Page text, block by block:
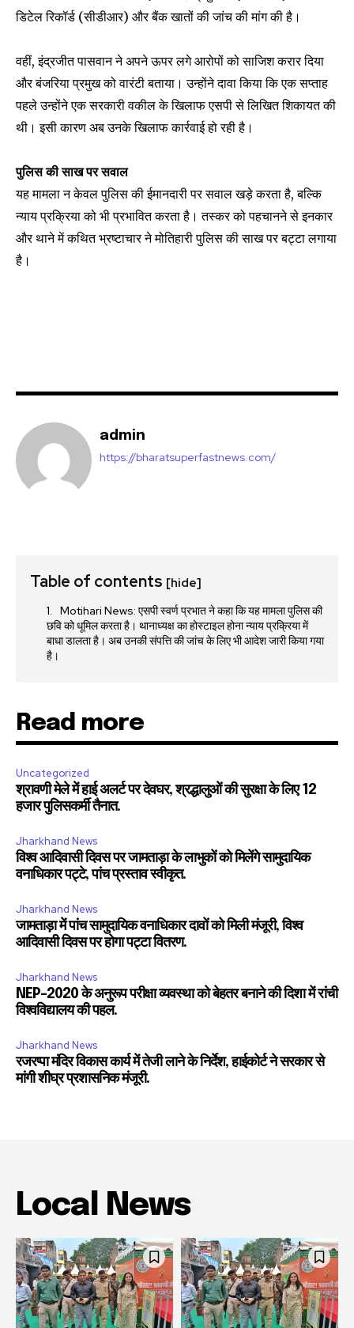
डिटेल रिकॉर्ड (सीडीआर) और बैंक खातों की जांच की मांग की है।
वहीं, इंद्रजीत पासवान ने अपने ऊपर लगे आरोपों को साजिश करार दिया
और बंजरिया प्रमुख को वारंटी बताया। उन्होंने दावा किया कि एक सप्ताह
पहले उन्होंने एक सरकारी वकील के खिलाफ एसपी से लिखित शिकायत की
थी। इसी कारण अब उनके खिलाफ कार्रवाई हो रही है।
पुलिस की साख पर सवाल
यह मामला न केवल पुलिस की ईमानदारी पर सवाल खड़े करता है, बल्कि
न्याय प्रक्रिया को भी प्रभावित करता है। तस्कर को पहचानने से इनकार
और थाने में कथित भ्रष्टाचार ने मोतिहारी पुलिस की साख पर बट्टा लगाया
है।
admin
https://bharatsuperfastnews.com/
Table of contents [hide]
Motihari News: एसपी स्वर्ण प्रभात ने कहा कि यह मामला पुलिस की
छवि को धूमिल करता है। थानाध्यक्ष का होस्टाइल होना न्याय प्रक्रिया में
बाधा डालता है। अब उनकी संपत्ति की जांच के लिए भी आदेश जारी किया गया
है।
Read more
Uncategorized
श्रावणी मेले में हाई अलर्ट पर देवघर, श्रद्धालुओं की सुरक्षा के लिए 12
हजार पुलिसकर्मी तैनात.
Jharkhand News
विश्व आदिवासी दिवस पर जामताड़ा के लाभुकों को मिलेंगे सामुदायिक
वनाधिकार पट्टे, पांच प्रस्ताव स्वीकृत.
Jharkhand News
जामताड़ा में पांच सामुदायिक वनाधिकार दावों को मिली मंजूरी, विश्व
आदिवासी दिवस पर होगा पट्टा वितरण.
Jharkhand News
NEP-2020 के अनुरूप परीक्षा व्यवस्था को बेहतर बनाने की दिशा में रांची
विश्वविद्यालय की पहल.
Jharkhand News
रजरप्पा मंदिर विकास कार्य में तेजी लाने के निर्देश, हाईकोर्ट ने सरकार से
मांगी शीघ्र प्रशासनिक मंजूरी.
Local News